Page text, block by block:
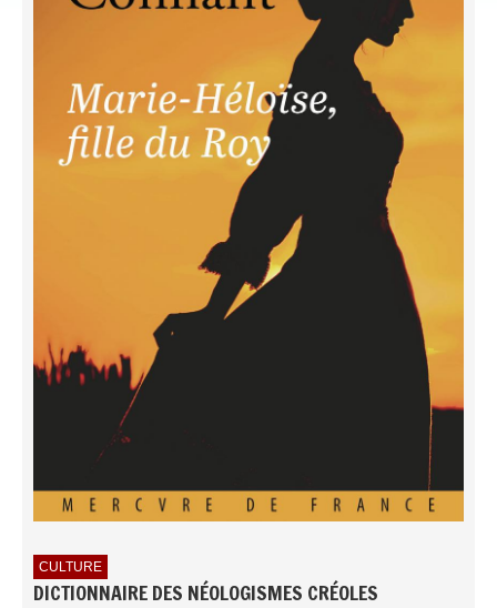
CULTURE
DICTIONNAIRE DES NÉOLOGISMES CRÉOLES